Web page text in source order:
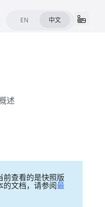
EN 中文
述
前查看的是快照版
的文档，请参阅最